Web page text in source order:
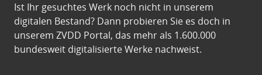
Ist Ihr gesuchtes Werk noch nicht in unserem
digitalen Bestand? Dann probieren Sie es doch in
unserem ZVDD Portal, das mehr als 1.600.000
bundesweit digitalisierte Werke nachweist.